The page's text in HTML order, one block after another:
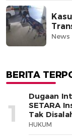
News
BERITA
1
Dugaan
SETARA
Tak
HUKUM